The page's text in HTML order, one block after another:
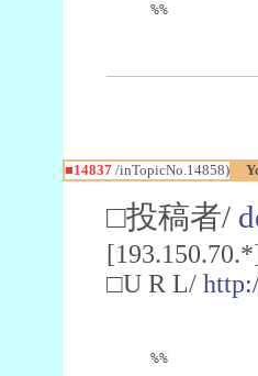
%%
■14837/inTopicNo.14858)
□投稿者/
□U R L/
%%